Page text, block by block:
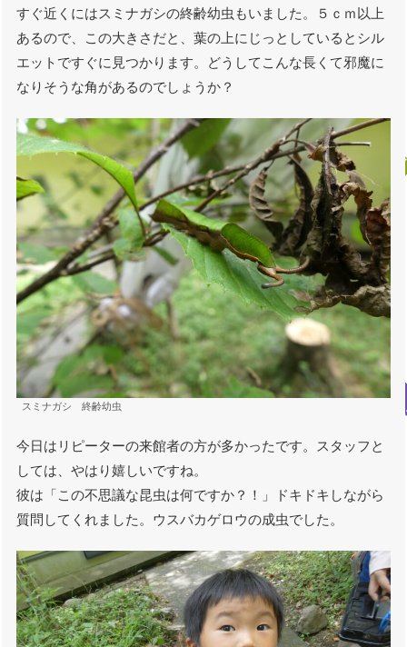
すぐ近くにはスミナガシの終齢幼虫もいました。５ｃｍ以上
あるので、この大きさだと、葉の上にじっとしているとシル
エットですぐに見つかります。どうしてこんな長くて邪魔に
なりそうな角があるのでしょうか？
スミナガシ 終齢幼虫
今日はリピーターの来館者の方が多かったです。スタッフと
しては、やはり嬉しいですね。
彼は「この不思議な昆虫は何ですか？！」ドキドキしながら
質問してくれました。ウスバカゲロウの成虫でした。